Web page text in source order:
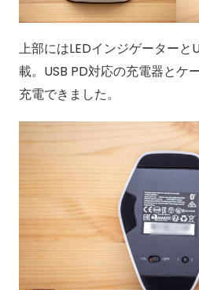
上部にはLEDインジゲーター
載。USB PD対応の充電器とケ
充電できました。